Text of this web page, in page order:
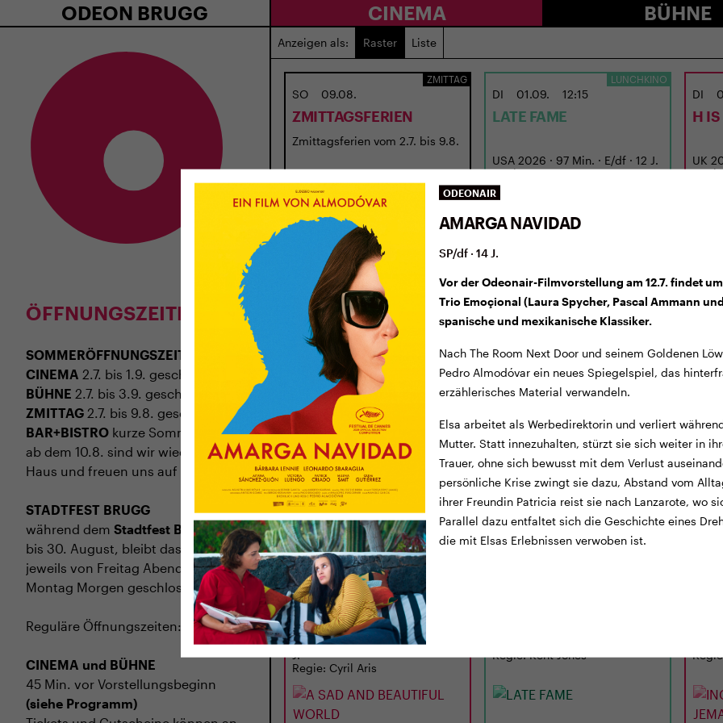
ODEON BRUGG CINEMA BÜHNE
ÖFFNUNGSZEITEN
SOMMERÖFFNUNGSZEITEN
CINEMA 2.7. bis 1.9. geschlossen
BÜHNE 2.7. bis 3.9. geschlossen
ZMITTAG 2.7. bis 9.8. geschlossen
BAR+BISTRO kurze Sommerpause,
ab dem 10.8. sind wir wieder im
Haus und freuen uns auf euch <3
STADTFEST BRUGG
während dem Stadtfest Brugg, 20.
bis 30. August, bleibt das Haus
jeweils von Freitag Abend bis
Montag Morgen geschlossen
Reguläre Öffnungszeiten:
CINEMA und BÜHNE
45 Min. vor Vorstellungsbeginn
(siehe Programm)
Anzeigen als: Raster Liste
ZMITTAG
SO 09.08.
ZMITTAGSFERIEN
Zmittagsferien vom 2.7. bis 9.8.
LUNCHKINO
DI 01.09. 12:15
LATE FAME
USA 2026 · 97 Min. · E/df · 12 J.
Regie: Kent Jones
TICKETS TRAILER
DI
H
UK
DI 01.09. 20:15
A SAD AND BEAUTIFUL
WORLD
LBN 2025 · 110 Min. · O/df · 14
J.
Regie: Cyril Aris
Regie: Kent Jones
ODEONAIR
AMARGA NAVIDAD
SP/df · 14 J.
Vor der Odeonair-Filmvorstellung am 12.7. findet
Trio Emoçional (Laura Spycher, Pascal Ammann
spanische und mexikanische Klassiker.
Nach The Room Next Door und seinem Goldenen
Pedro Almodóvar ein neues Spiegelspiel, das
erzählerisches Material verwandeln.
Elsa arbeitet als Werbedirektorin und verliert
Mutter. Statt innezuhalten, stürzt sie sich weiter in
Trauer, ohne sich bewusst mit dem Verlust
persönliche Krise zwingt sie dazu, Abstand vom
ihrer Freundin Patricia reist sie nach Lanzarote, wo
Parallel dazu entfaltet sich die Geschichte eines
die mit Elsas Erlebnissen verwoben ist.